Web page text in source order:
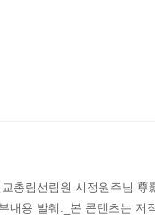
총림선림원 시정원주님 尊
내용 발췌._본 콘텐츠는 저